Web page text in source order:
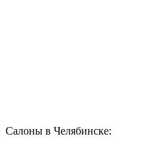
Салоны в Челябинске: